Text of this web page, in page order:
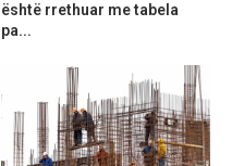
është rrethuar me tabela
pa...